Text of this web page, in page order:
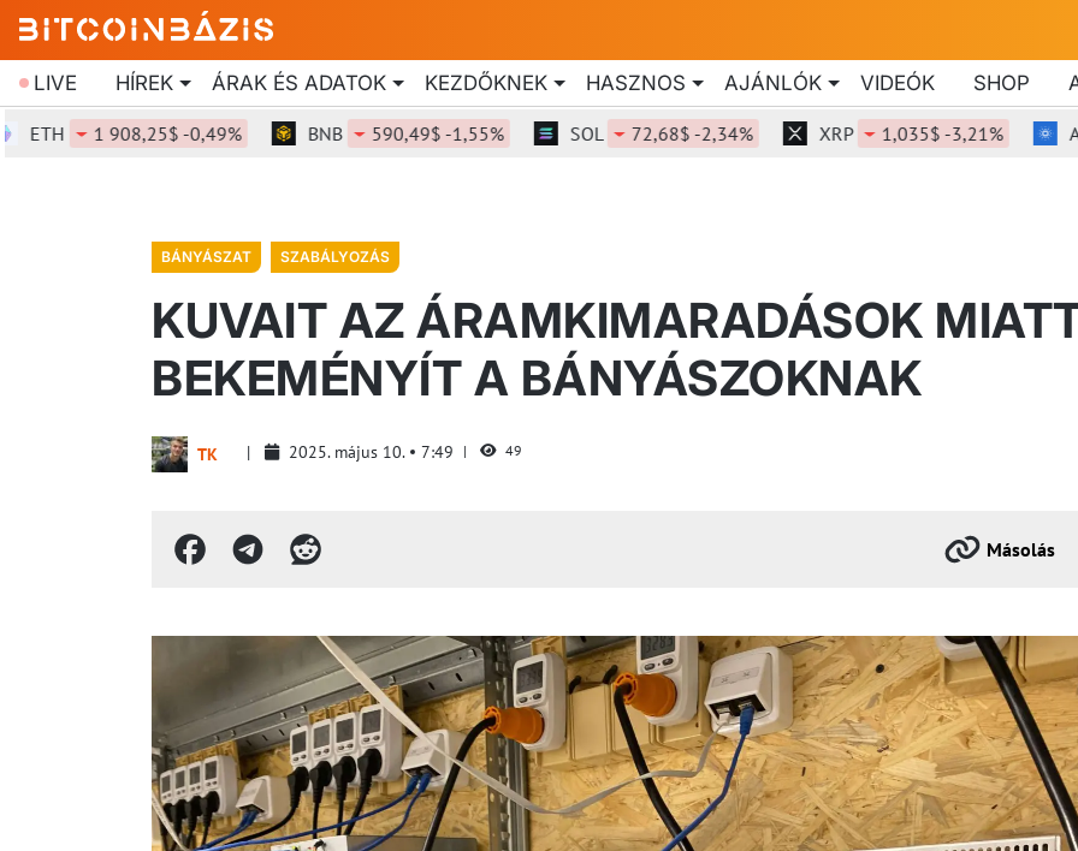
LIVE HÍREK ÁRAK ÉS ADATOK KEZDŐKNEK HASZNOS AJÁNLÓK VIDEÓK SHOP
1 908,25$ -0,49% BNB 590,49$ -1,55% SOL 72,68$ -2,34% XRP 1,035$ -3,21% ADA
BÁNYÁSZAT SZABÁLYOZÁS
KUVAIT AZ ÁRAMKIMARADÁSOK
BEKEMÉNYÍT A BÁNYÁSZOKNAK
TK 2025. május 10. 7:49 49
Másolás